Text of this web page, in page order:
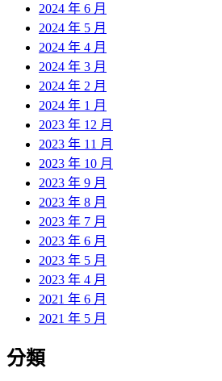
2024 年 6 月
2024 年 5 月
2024 年 4 月
2024 年 3 月
2024 年 2 月
2024 年 1 月
2023 年 12 月
2023 年 11 月
2023 年 10 月
2023 年 9 月
2023 年 8 月
2023 年 7 月
2023 年 6 月
2023 年 5 月
2023 年 4 月
2021 年 6 月
2021 年 5 月
分類